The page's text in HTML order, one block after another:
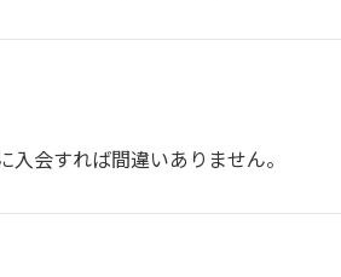
会すれば間違いありません。